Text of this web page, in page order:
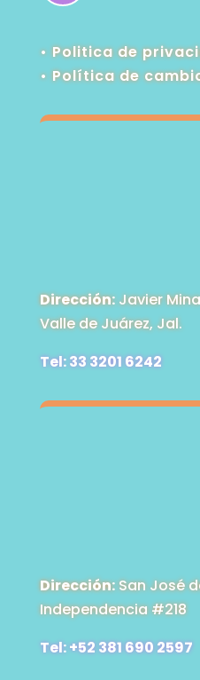
• Politica de
•Política de
Dirección:Javier
Valle de Juárez, Jal.
Tel: 33 3201 6242
Dirección:San José
Independencia #218
Tel: +52 381 690 2597